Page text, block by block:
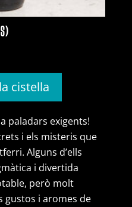
cistella
paladars exigents!
i els misteris que
Alguns d’ells
i divertida
però molt
gustos i aromes de